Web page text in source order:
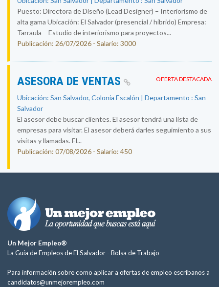
Puesto: Directora de Diseño (Lead Designer) – Interiorismo de
alta gama Ubicación: El Salvador (presencial / híbrido) Empresa:
Tarraula – Estudio de interiorismo para proyectos...
Publicación: 26/07/2026 - Salario: 3000
OFERTA DESTACADA
ASESORA DE VENTAS
Ubicación: San Salvador, Colonia Escalón | Departamento : San
Salvador
El asesor debe buscar clientes. El asesor tendrá una lista de
empresas para visitar. El asesor deberá darles seguimiento a sus
visitas y llamadas. El...
Publicación: 07/08/2026 - Salario: 450
Un Mejor Empleo®
La Guía de Empleos de El Salvador - Bolsa de Trabajo
Para información sobre como aplicar a ofertas de empleo escríbanos a
candidatos@unmejorempleo.com